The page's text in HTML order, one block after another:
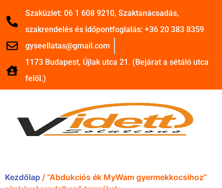
Szaküzlet: 06 1 608 9210, Szaktanácsadás,
szakrendelés és időpontfoglalás: +36 20 383 8359
gyseellatas@gmail.com
1173 Budapest, Újlak utca 21. (Bejárat a sétáló utca
felől.)
Kezdőlap / “Abdukciós ék MyWam gyermekkocsihoz”